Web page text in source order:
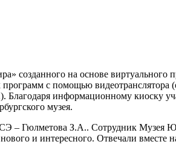
созданного на основе виртуального
с помощью видеотранслятора
информационному киоску
музея.
– Гюлметова З.А.. Сотрудник Музея
и интересного. Отвечали вместе